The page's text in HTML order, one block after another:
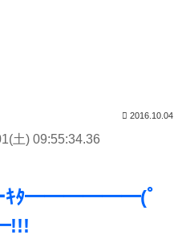
2016.10.04
土) 09:55:34.36
ーｷﾀ━━━━━━(ﾟ